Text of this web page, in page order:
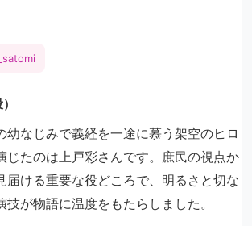
幼なじみで義経を一途に慕う架空のヒロ
じたのは上戸彩さんです。庶民の視点か
届ける重要な役どころで、明るさと切な
技が物語に温度をもたらしました。